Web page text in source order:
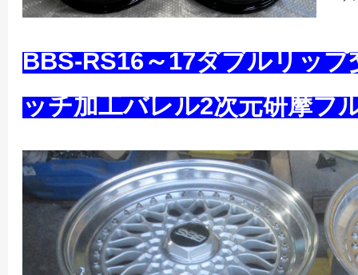
BBS-RS16～17ダブルリップ
ッチ加工バレル2次元研摩フ